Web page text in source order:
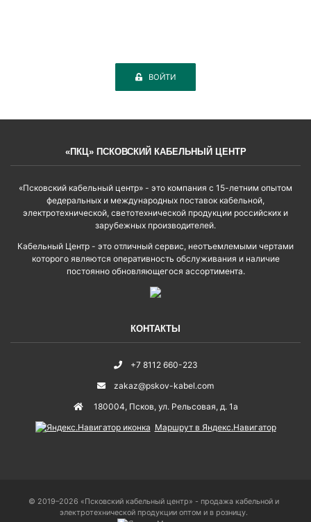
ВОЙТИ
«ПКЦ» ПСКОВСКИЙ КАБЕЛЬНЫЙ ЦЕНТР
«Псковский кабельный центр» - это компания с 15-летним опытом
федеральных и международных поставок кабельной,
электротехнической, светотехнической продукции российских и
зарубежных производителей.
Кабельный Центр - это отличный сервис, неотъемлемыми чертами
которого являются оперативность обслуживания и наличие
постоянно обновляющегося ассортимента.
КОНТАКТЫ
+7 8112 660-223
zakaz@pskov-kabel.com
180004, Псков, ул. Рельсовая, д. 1а
Маршрут в Яндекс.Навигатор
© 2019–2026 «Псковский кабельный центр» - продажа кабельной и
электротехнической продукции оптом и в розницу.